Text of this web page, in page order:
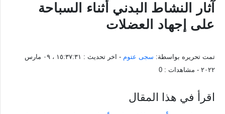
آثار النشاط البدني أثناء السباحة
على إجهاد العضلات
تمت تحريره بواسطة: سجى عتوم - اخر تحديث :
١٥:٣٧:٣١ ، ٠٩ مارس
٢٠٢٢ - مشاهدات : 0
اقرأ في هذا المقال